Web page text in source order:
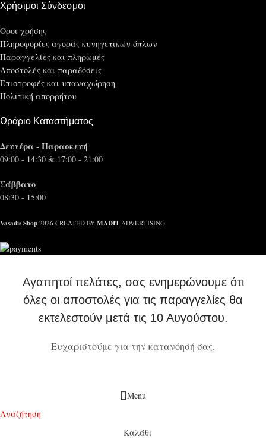
Χρήσιμοι Σύνδεσμοι
Όροι χρήσης
Πληροφορίες αγοράς κυνηγετικών όπλων
Παραγγελίες και πληρωμές
Αποστολές και παραδόσεις
Επιστροφές και υπαναχώρηση
Πολιτική απορρήτου
Ωράριο Καταστήματος
Δευτέρα - Παρασκευή
09:00 - 14:30 & 17:00 - 21:00
Σάββατο
08:30 - 15:00
Vasadis Shop 2026 CREATED BY MADIT ADVERTISING
Αγαπητοί πελάτες, σας ενημερώνουμε ότι
όλες οι αποστολές για τις παραγγελίες θα
εκτελεστούν μετά τις 10 Αυγούστου.
Ευχαριστούμε για την κατανόησή σας.
Menu
Αναζήτηση
Καλάθι